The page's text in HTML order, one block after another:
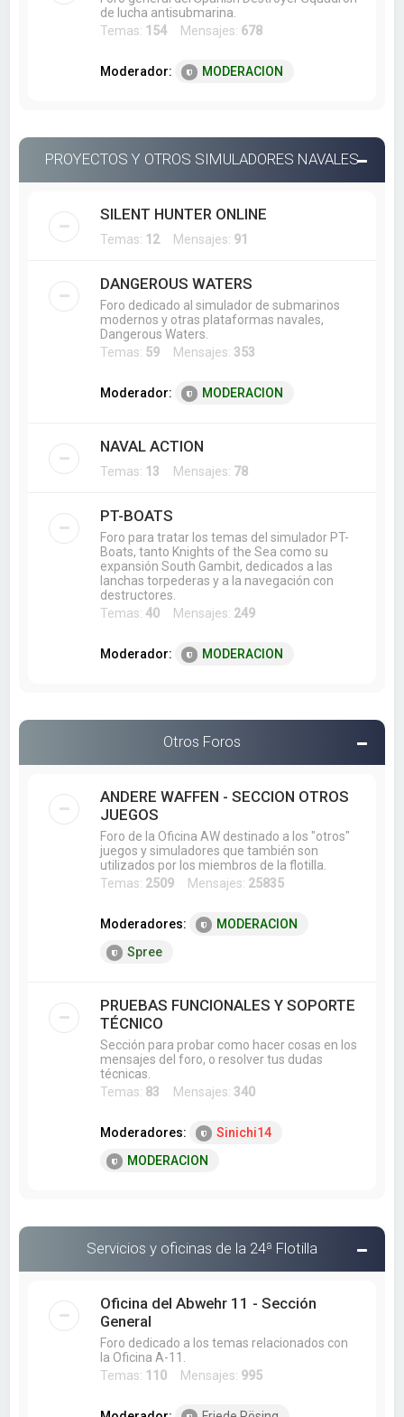
de lucha antisubmarina.
Temas: 154 Mensajes: 678
Moderador: MODERACION
PROYECTOS Y OTROS SIMULADORES NAVALES
SILENT HUNTER ONLINE
Temas: 12Mensajes: 91
DANGEROUS WATERS
Foro dedicado al simulador de submarinos
modernos y otras plataformas navales,
Dangerous Waters.
Temas: 59 Mensajes: 353
Moderador: MODERACION
NAVAL ACTION
Temas: 13 Mensajes: 78
PT-BOATS
Foro para tratar los temas del simulador PT-
Boats, tanto Knights of the Sea como su
expansión South Gambit, dedicados a las
lanchas torpederas y a la navegación con
destructores.
Temas:40 Mensajes: 249
Moderador: MODERACION
Otros Foros
ANDERE WAFFEN - SECCION OTROS
JUEGOS
Foro de la Oficina AW destinado a los "otros"
juegos y simuladores que también son
utilizados por los miembros de la flotilla.
Temas: 2509 Mensajes: 25835
Moderadores:
MODERACION
Spree
PRUEBAS FUNCIONALES Y SOPORTE
TÉCNICO
Sección para probar como hacer cosas en los
mensajes del foro, o resolver tus dudas
técnicas.
Temas: 83 Mensajes: 340
Moderadores:
Sinichi14
MODERACION
Servicios y oficinas de la 24ª Flotilla
Oficina del Abwehr 11 - Sección
General
Foro dedicado a los temas relacionados con
la Oficina A-11.
Temas: 110 Mensajes: 995